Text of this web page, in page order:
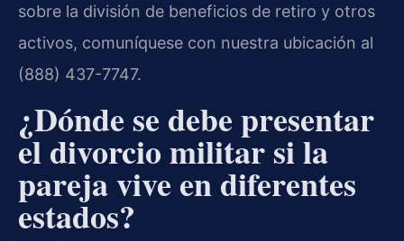
sobre la división de beneficios de retiro y otros
activos, comuníquese con nuestra ubicación al
(888) 437-7747.
¿Dónde se debe presentar
el divorcio militar si la
pareja vive en diferentes
estados?